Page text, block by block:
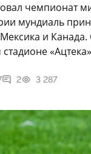
чемпионат
мундиаль
и
2 3 287